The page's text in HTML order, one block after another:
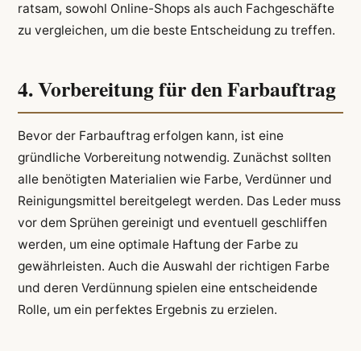
ratsam, sowohl Online-Shops als auch Fachgeschäfte
zu vergleichen, um die beste Entscheidung zu treffen.
4. Vorbereitung für den Farbauftrag
Bevor der Farbauftrag erfolgen kann, ist eine
gründliche Vorbereitung notwendig. Zunächst sollten
alle benötigten Materialien wie Farbe, Verdünner und
Reinigungsmittel bereitgelegt werden. Das Leder muss
vor dem Sprühen gereinigt und eventuell geschliffen
werden, um eine optimale Haftung der Farbe zu
gewährleisten. Auch die Auswahl der richtigen Farbe
und deren Verdünnung spielen eine entscheidende
Rolle, um ein perfektes Ergebnis zu erzielen.